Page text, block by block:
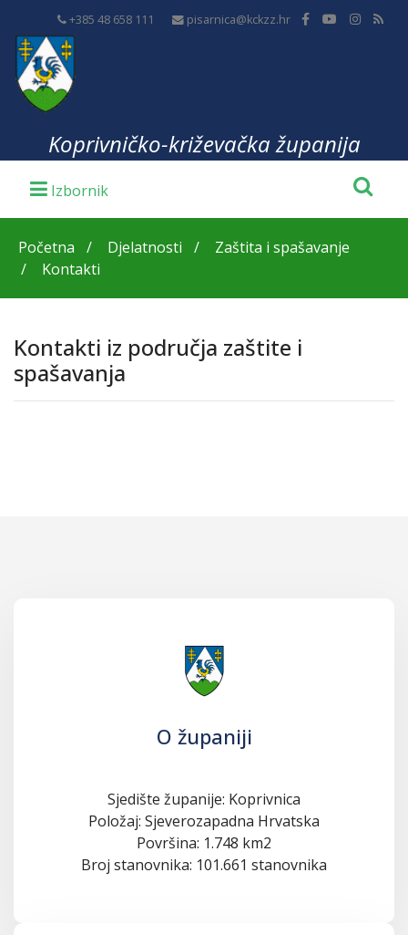
+385 48 658 111 pisarnica@kckzz.hr
Koprivničko-križevačka županija
Početna Djelatnosti
Zaštita i spašavanje
Kontakti
Kontakti iz područja zaštite i
spašavanja
O županiji
Sjedište županije: Koprivnica
Položaj: Sjeverozapadna Hrvatska
Površina: 1.748 km2
Broj stanovnika: 101.661 stanovnika